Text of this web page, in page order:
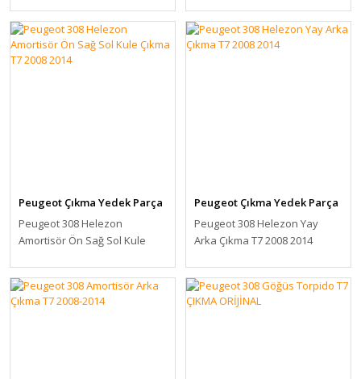
Peugeot Çıkma Yedek Parça
Peugeot 308 Helezon
Amortisör Ön Sağ Sol Kule
Peugeot Çıkma Yedek Parça
Peugeot 308 Helezon Yay
Arka Çıkma T7 2008 2014